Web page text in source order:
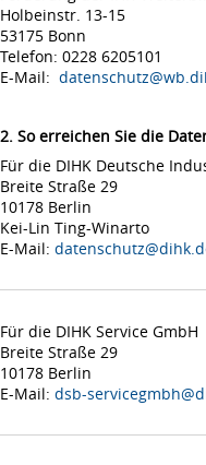
Holbeinstr. 13-15
53175 Bonn
Telefon: 0228 6205101
E-Mail:
2. So erreichen Sie die
Für die DIHK Deutsche
Breite Straße 29
10178 Berlin
Kei-Lin Ting-Winarto
E-Mail:
Für die DIHK Service GmbH
Breite Straße 29
10178 Berlin
E-Mail: dsb-